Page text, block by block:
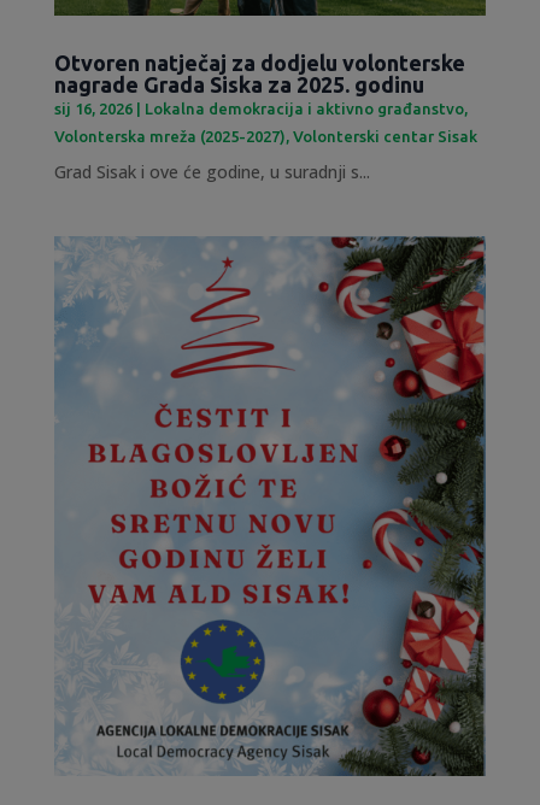
Otvoren natječaj za dodjelu volonterske
nagrade Grada Siska za 2025. godinu
sij 16, 2026| Lokalna demokracija i aktivno građanstvo,
Volonterska mreža (2025-2027), Volonterski centar Sisak
Grad Sisak i ove će godine, u suradnji s...